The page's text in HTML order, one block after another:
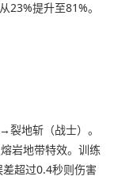
23%提升至81%。
地斩（战士）。
岩地带特效。训练
超过0.4秒则伤害